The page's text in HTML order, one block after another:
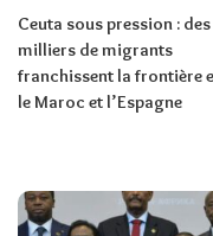
Ceuta sous pression : des
milliers de migrants
franchissent la frontière
le Maroc et l’Espagne